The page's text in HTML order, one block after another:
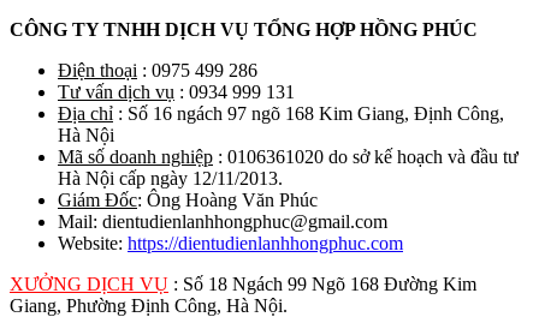
CÔNG TY TNHH DỊCH VỤ TỔNG HỢP HỒNG PHÚC
Điện thoại : 0975 499 286
Tư vấn dịch vụ : 0934 999 131
Địa chỉ : Số 16 ngách 97 ngõ 168 Kim Giang, Định Công,
Hà Nội
Mã số doanh nghiệp : 0106361020 do sở kế hoạch và đầu tư
Hà Nội cấp ngày 12/11/2013.
Giám Đốc: Ông Hoàng Văn Phúc
Mail: dientudienlanhhongphuc@gmail.com
Website: https://dientudienlanhhongphuc.com
XƯỞNG DỊCH VỤ : Số 18 Ngách 99 Ngõ 168 Đường Kim
Giang, Phường Định Công, Hà Nội.